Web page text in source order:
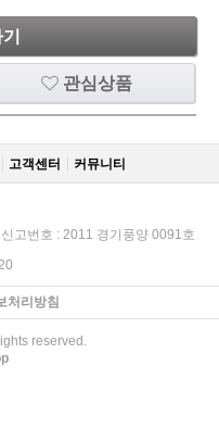
관심상품
고객센터 커뮤니티
고번호 : 2011 경기풍양 0091호
처리방침
reserved.